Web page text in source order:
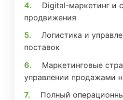
Digital-маркетинг и
продвижения
Логистика и
поставок
Маркетинговые
управлении продажами
Полный